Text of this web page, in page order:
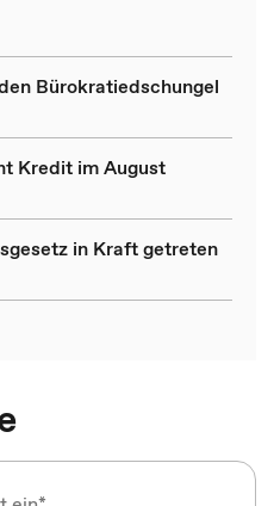
Bürokratiedschungel
Kredit im August
in Kraft getreten